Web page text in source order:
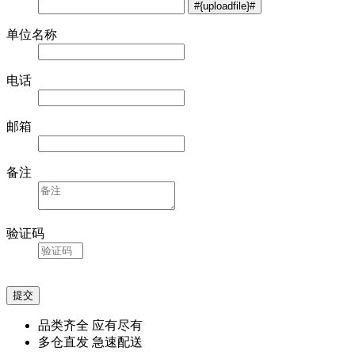
单位名称
电话
邮箱
备注
验证码
品类齐全 应有尽有
多仓直发 急速配送